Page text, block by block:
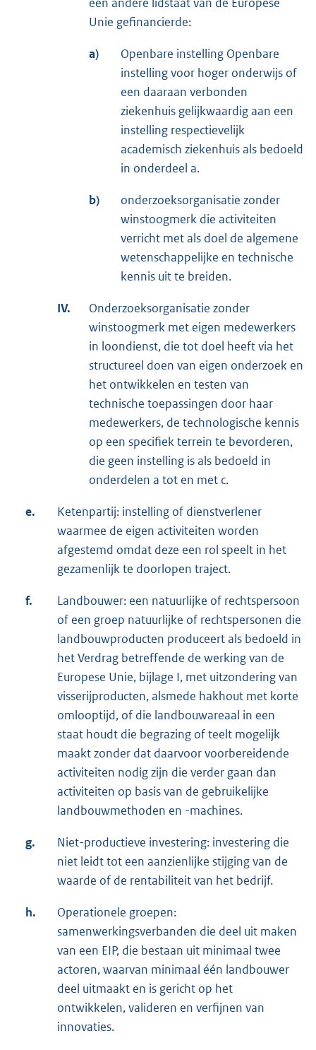
Unie gefinancierde:
a)
Openbare instelling Openbare
instelling voor hoger onderwijs of
een daaraan verbonden
ziekenhuis gelijkwaardig aan een
instelling respectievelijk
academisch ziekenhuis als bedoeld
in onderdeel a.
b)
onderzoeksorganisatie zonder
winstoogmerk die activiteiten
verricht met als doel de algemene
wetenschappelijke en technische
kennis uit te breiden.
IV.
Onderzoeksorganisatie zonder
winstoogmerk met eigen medewerkers
in loondienst, die tot doel heeft via het
structureel doen van eigen onderzoek en
het ontwikkelen en testen van
technische toepassingen door haar
medewerkers, de technologische kennis
op een specifiek terrein te bevorderen,
die geen instelling is als bedoeld in
onderdelen a tot en met c.
e.
Ketenpartij: instelling of dienstverlener
waarmee de eigen activiteiten worden
afgestemd omdat deze een rol speelt in het
gezamenlijk te doorlopen traject.
f.
Landbouwer: een natuurlijke of rechtspersoon
of een groep natuurlijke of rechtspersonen die
landbouwproducten produceert als bedoeld in
het Verdrag betreffende de werking van de
Europese Unie, bijlage I, met uitzondering van
visserijproducten, alsmede hakhout met korte
omlooptijd, of die landbouwareaal in een
staat houdt die begrazing of teelt mogelijk
maakt zonder dat daarvoor voorbereidende
activiteiten nodig zijn die verder gaan dan
activiteiten op basis van de gebruikelijke
landbouwmethoden en -machines.
g.
Niet-productieve investering: investering die
niet leidt tot een aanzienlijke stijging van de
waarde of de rentabiliteit van het bedrijf.
h.
Operationele groepen:
samenwerkingsverbanden die deel uit maken
van een EIP, die bestaan uit minimaal twee
actoren, waarvan minimaal één landbouwer
deel uitmaakt en is gericht op het
ontwikkelen, valideren en verfijnen van
innovaties.